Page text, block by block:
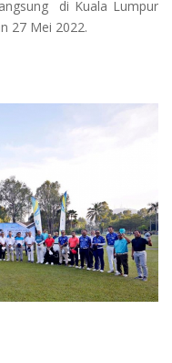
di Kuala Lumpur
27 Mei 2022.